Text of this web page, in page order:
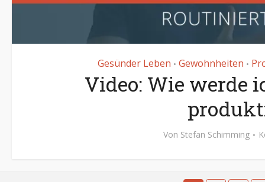
Gesünder Leben • Gewohnheiten •
Video: Wie werde
Von Stefan Schimming